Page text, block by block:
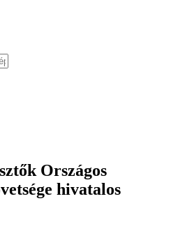
Országos
hivatalos